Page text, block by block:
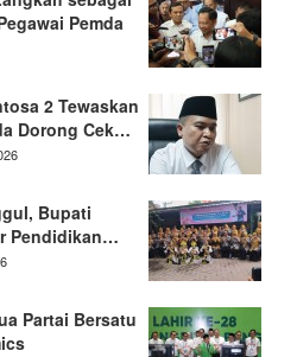
Pemda
2 Tewaskan
Dorong Cek…
Bupati
Pendidikan…
Partai Bersatu